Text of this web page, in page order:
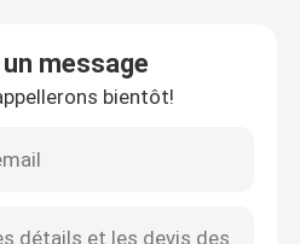
solides solubles
message
bientôt!